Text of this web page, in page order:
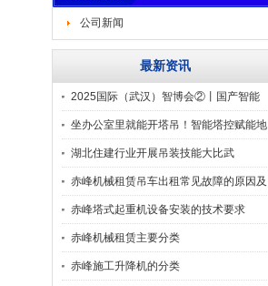
公司新闻
最新资讯
2025国际（武汉）智博会②丨国产智能
塔机：让工
坐办公室里就能开塔吊！智能塔控赋能地
铁建设数智化
湖北住建行业开展吊装技能大比武
——“云端工匠”操
赤峰机械租赁吊车出租常见故障的原因及
排除方法
赤峰塔式起重机设备安装的技术要求
赤峰机械租赁​主要分类
赤峰施工升降机的分类